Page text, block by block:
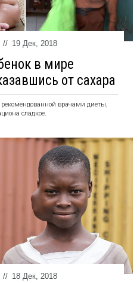
// 19 Дек, 2018
в мире
от сахара
врачами диеты,
сладкое.
// 18 Дек, 2018